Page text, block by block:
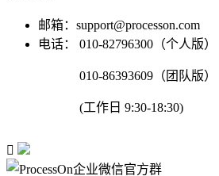
邮箱：support@processon.com
电话：
010-82796300（个人版）
010-86393609（团队版）
(工作日 9:30-18:30)
